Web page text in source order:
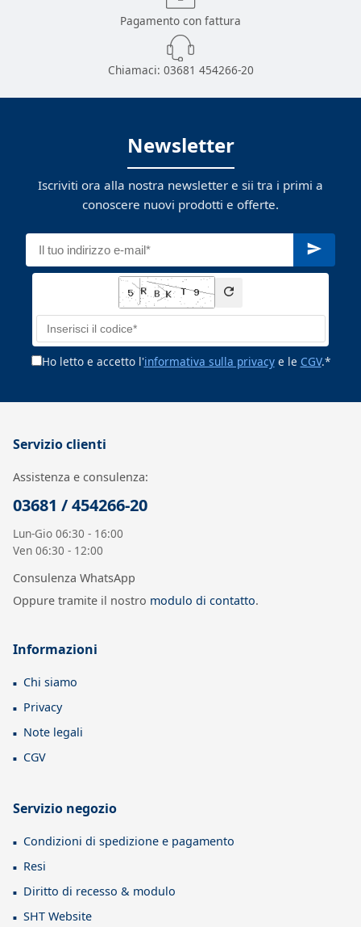
Pagamento con fattura
Chiamaci: 03681 454266-20
Newsletter
Iscriviti ora alla nostra newsletter e sii tra i primi a
conoscere nuovi prodotti e offerte.
Ho letto e accetto l'informativa sulla privacye le CGV.*
Servizio clienti
Assistenza e consulenza:
03681 / 454266-20
Lun-Gio 06:30 - 16:00
Ven 06:30 - 12:00
Consulenza WhatsApp
Oppure tramite il nostro modulo di contatto.
Informazioni
Chi siamo
Privacy
Note legali
CGV
Servizio negozio
Condizioni di spedizione e pagamento
Resi
Diritto di recesso & modulo
SHT Website